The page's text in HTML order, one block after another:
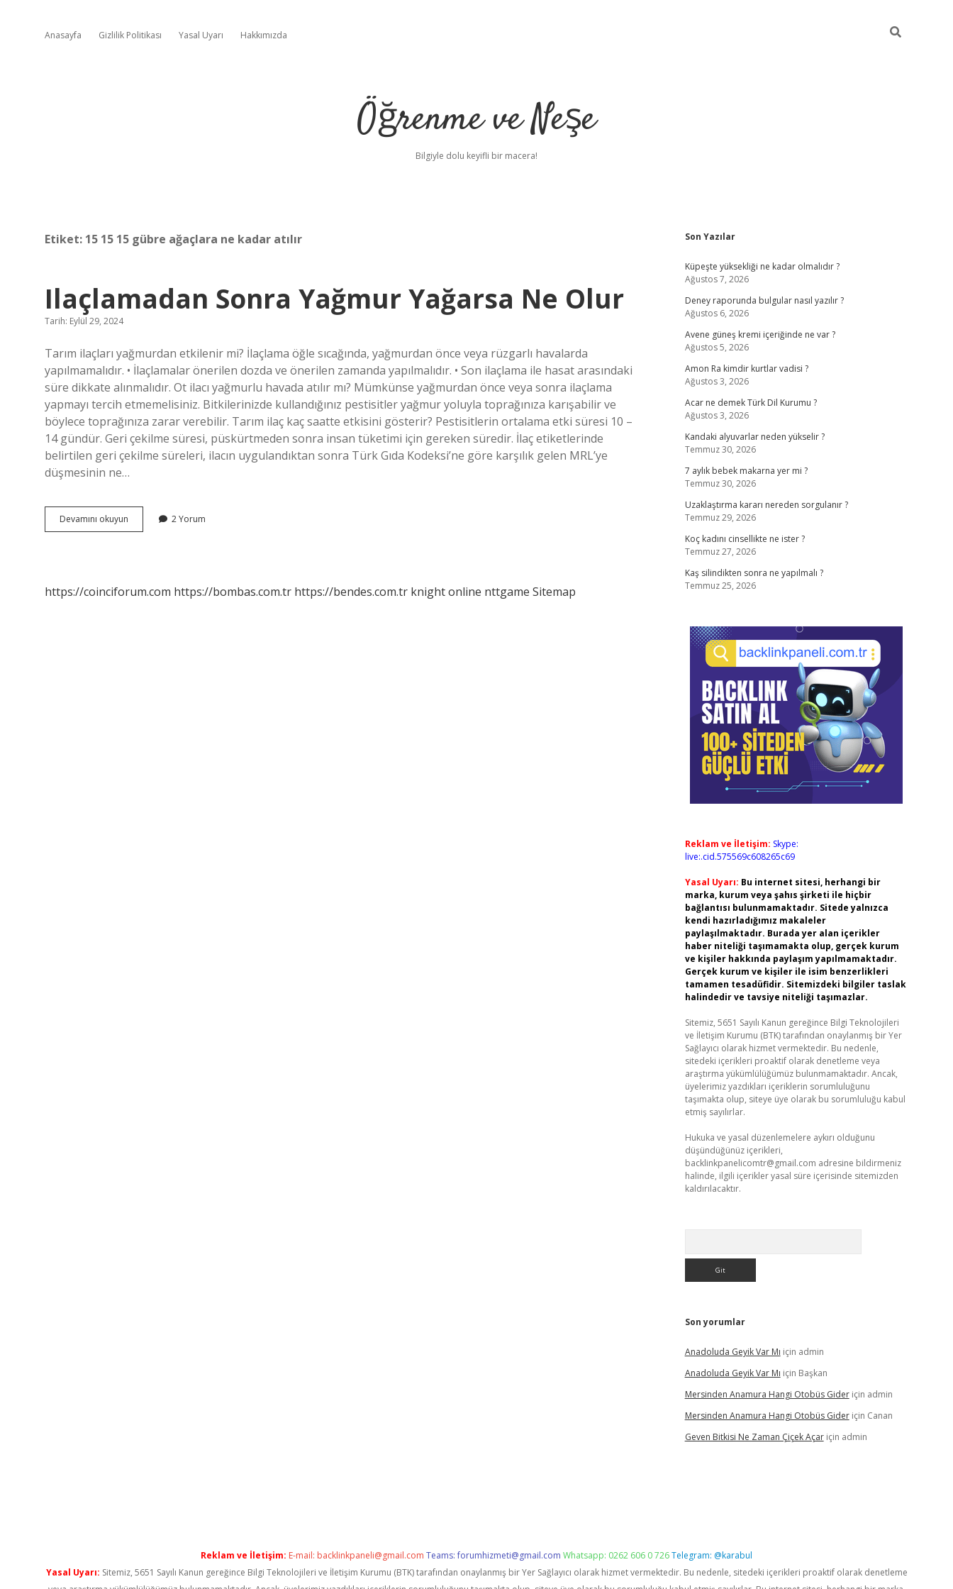
Anasayfa Gizlilik Politikası Yasal Uyarı Hakkımızda
Öğrenme ve Neşe
Bilgiyle dolu keyifli bir macera!
Etiket: 15 15 15 gübre ağaçlara ne kadar atılır
Ilaçlamadan Sonra Yağmur Yağarsa Ne Olur
Tarih: Eylül 29, 2024
Tarım ilaçları yağmurdan etkilenir mi? İlaçlama öğle sıcağında, yağmurdan önce veya rüzgarlı havalarda
yapılmamalıdır. • İlaçlamalar önerilen dozda ve önerilen zamanda yapılmalıdır. • Son ilaçlama ile hasat arasındaki
süre dikkate alınmalıdır. Ot ilacı yağmurlu havada atılır mı? Mümkünse yağmurdan önce veya sonra ilaçlama
yapmayı tercih etmemelisiniz. Bitkilerinizde kullandığınız pestisitler yağmur yoluyla toprağınıza karışabilir ve
böylece toprağınıza zarar verebilir. Tarım ilaç kaç saatte etkisini gösterir? Pestisitlerin ortalama etki süresi 10 –
14 gündür. Geri çekilme süresi, püskürtmeden sonra insan tüketimi için gereken süredir. İlaç etiketlerinde
belirtilen geri çekilme süreleri, ilacın uygulandıktan sonra Türk Gıda Kodeksi’ne göre karşılık gelen MRL’ye
düşmesinin ne…
Devamını okuyun Ilaçlamadan
Sonra
2 Yorum
https://coinciforum.com https://bombas.com.tr https://bendes.com.tr knight online nttgame Sitemap
Sidebar
Son Yazılar
Küpeşte yüksekliği ne kadar olmalıdır ?
Ağustos 7, 2026
Deney raporunda bulgular nasıl yazılır ?
Ağustos 6, 2026
Avene güneş kremi içeriğinde ne var ?
Ağustos 5, 2026
Amon Ra kimdir kurtlar vadisi ?
Ağustos 3, 2026
Acar ne demek Türk Dil Kurumu ?
Ağustos 3, 2026
Kandaki alyuvarlar neden yükselir ?
Temmuz 30, 2026
7 aylık bebek makarna yer mi ?
Temmuz 30, 2026
Uzaklaştırma kararı nereden sorgulanır ?
Temmuz 29, 2026
Koç kadını cinsellikte ne ister ?
Temmuz 27, 2026
Kaş silindikten sonra ne yapılmalı ?
Temmuz 25, 2026
Reklam ve İletişim: Skype:
live:.cid.575569c608265c69
Yasal Uyarı: Bu internet sitesi, herhangi bir
marka, kurum veya şahıs şirketi ile hiçbir
bağlantısı bulunmamaktadır. Sitede yalnızca
kendi hazırladığımız makaleler
paylaşılmaktadır. Burada yer alan içerikler
haber niteliği taşımamakta olup, gerçek kurum
ve kişiler hakkında paylaşım yapılmamaktadır.
Gerçek kurum ve kişiler ile isim benzerlikleri
tamamen tesadüfidir. Sitemizdeki bilgiler taslak
halindedir ve tavsiye niteliği taşımazlar.
Sitemiz, 5651 Sayılı Kanun gereğince Bilgi Teknolojileri
ve İletişim Kurumu (BTK) tarafından onaylanmış bir Yer
Sağlayıcı olarak hizmet vermektedir. Bu nedenle,
sitedeki içerikleri proaktif olarak denetleme veya
araştırma yükümlülüğümüz bulunmamaktadır. Ancak,
üyelerimiz yazdıkları içeriklerin sorumluluğunu
taşımakta olup, siteye üye olarak bu sorumluluğu kabul
etmiş sayılırlar.
Hukuka ve yasal düzenlemelere aykırı olduğunu
düşündüğünüz içerikleri,
backlinkpanelicomtr@gmail.com adresine bildirmeniz
halinde, ilgili içerikler yasal süre içerisinde sitemizden
kaldırılacaktır.
Son yorumlar
Anadoluda Geyik Var Mı için admin
Anadoluda Geyik Var Mı için Başkan
Mersinden Anamura Hangi Otobüs Gideriçin admin
Mersinden Anamura Hangi Otobüs Gideriçin Canan
Geven Bitkisi Ne Zaman Çiçek Açariçin admin
Reklam ve İletişim: E-mail: backlinkpaneli@gmail.com Teams:forumhizmeti@gmail.com Whatsapp: 0262 606 0 726Telegram: @karabul
Yasal Uyarı: Sitemiz, 5651 Sayılı Kanun gereğince Bilgi Teknolojileri ve İletişim Kurumu (BTK) tarafından onaylanmış bir Yer Sağlayıcı olarak hizmet vermektedir. Bu nedenle, sitedeki içerikleri proaktif olarak denetleme